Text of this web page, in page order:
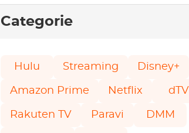
Categorie
Hulu Streaming Disney+
Amazon Prime Netflix dTV
Rakuten TV Paravi DMM